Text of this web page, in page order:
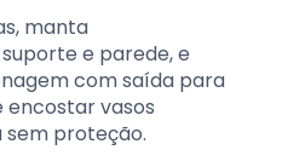
manta
e parede, e
com saída para
encostar vasos
proteção.